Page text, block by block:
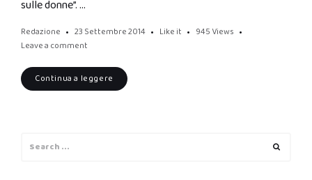
sulle donne”. …
Redazione 23 Settembre 2014 Like it 945 Views
Leave a comment
Continua a leggere
for: